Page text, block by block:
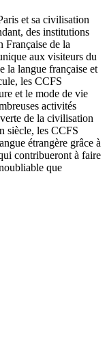
et sa civilisation
des institutions
Française de la
aux visiteurs du
la langue française et
les CCFS
et le mode de vie
activités
de la civilisation
siècle, les CCFS
étrangère grâce à
contribueront à faire
que